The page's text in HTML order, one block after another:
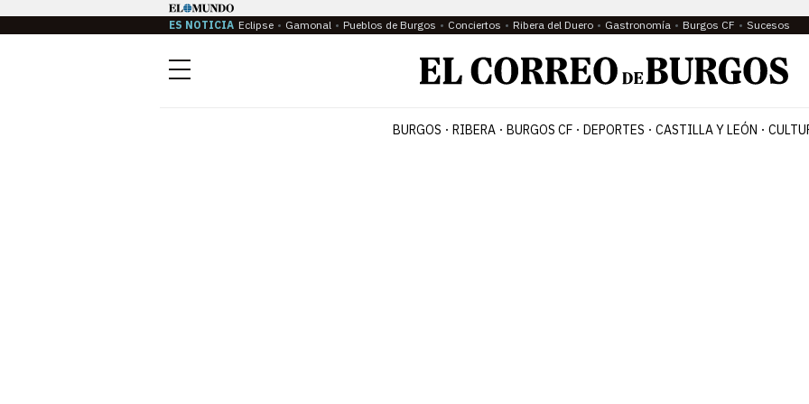
ES NOTICIA Eclipse Gamonal Pueblos de Burgos Conciertos Ribera del Duero Gastronomía Burgos CF Sucesos
Menú
BURGOS RIBERA BURGOS CF DEPORTES CASTILLA Y LEÓN